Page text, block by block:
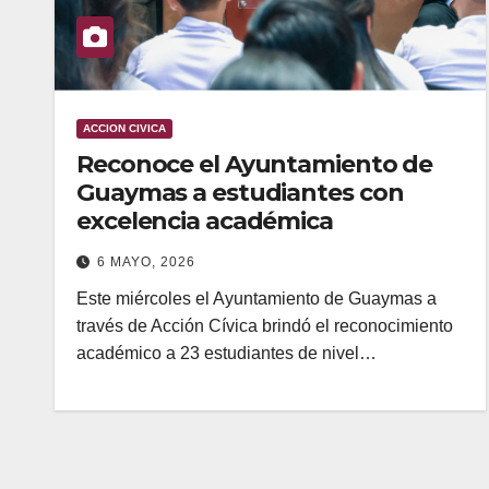
ACCION CIVICA
Reconoce el Ayuntamiento de
Guaymas a estudiantes con
excelencia académica
6 MAYO, 2026
Este miércoles el Ayuntamiento de Guaymas a
través de Acción Cívica brindó el reconocimiento
académico a 23 estudiantes de nivel…